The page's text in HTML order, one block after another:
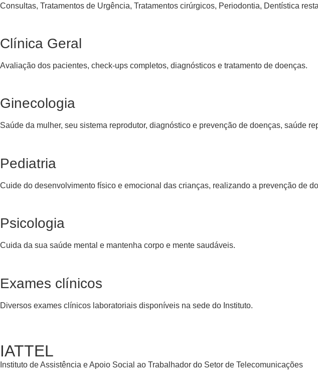
Consultas, Tratamentos de Urgência, Tratamentos cirúrgicos, Periodontia, Dentística
Clínica Geral
Avaliação dos pacientes, check-ups completos, diagnósticos e tratamento de doenças.
Ginecologia
Saúde da mulher, seu sistema reprodutor, diagnóstico e prevenção de doenças, saúde
Pediatria
Cuide do desenvolvimento físico e emocional das crianças, realizando a prevenção de
Psicologia
Cuida da sua saúde mental e mantenha corpo e mente saudáveis.
Exames clínicos
Diversos exames clínicos laboratoriais disponíveis na sede do Instituto.
IATTEL
Instituto de Assistência e Apoio Social ao Trabalhador do Setor de Telecomunicações